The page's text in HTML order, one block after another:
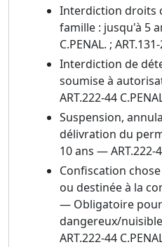
Interdiction droits
famille : jusqu'à 5
C.PENAL. ;
Interdiction de
soumise à
ART.222-44
Suspension,
délivration du
10 ans — ART.222-
Confiscation
ou destinée à la
— Obligatoire
dangereux/
ART.222-44